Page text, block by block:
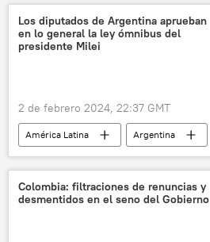
genocidio
EEUU
Unión Europea (UE)
Los diputados de Argentina aprueban
en lo general la ley ómnibus del
presidente Milei
2 de febrero 2024, 22:37 GMT
América Latina
Argentina
Javier Milei
política
Gobierno de Argentina
Colombia: filtraciones de renuncias y
desmentidos en el seno del Gobierno